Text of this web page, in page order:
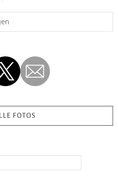
FOTOS